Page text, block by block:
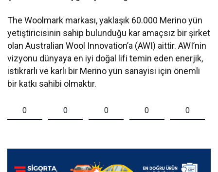
The Woolmark markası, yaklaşık 60.000 Merino yün
yetiştiricisinin sahip bulunduğu kar amaçsız bir şirket
olan Australian Wool Innovation’a (AWI) aittir. AWI’nin
vizyonu dünyaya en iyi doğal lifi temin eden enerjik,
istikrarlı ve karlı bir Merino yün sanayisi için önemli
bir katkı sahibi olmaktır.
0 0 0 0 0